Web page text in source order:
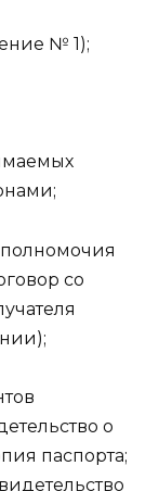
№ 1);
со
о
паспорта;